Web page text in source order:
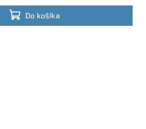
Do košíka